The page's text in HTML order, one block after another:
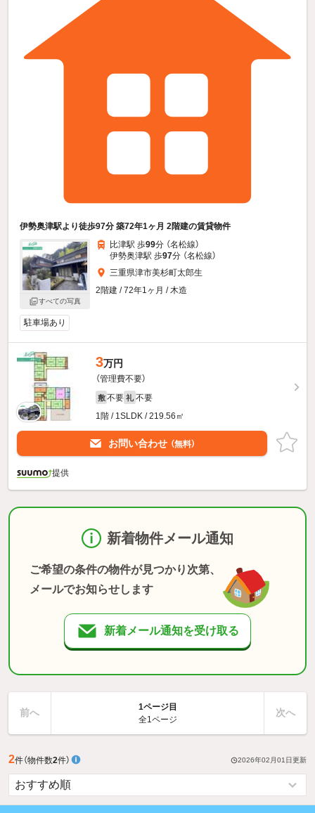
伊勢奥津駅より徒歩97分 築72年1ヶ月 2階建の賃貸物件
すべての写真
比津駅 歩99分 （名松線）
伊勢奥津駅 歩97分 （名松線）
三重県津市美杉町太郎生
2階建 / 72年1ヶ月 / 木造
駐車場あり
3万円
（管理費不要）
敷 不要 礼 不要
1階 / 1SLDK / 219.56㎡
お問い合わせ （無料）
提供
新着物件メール通知
ご希望の条件の物件が見つかり次第、
メールでお知らせします
新着メール通知を受け取る
前へ
1ページ目
全1ページ
次へ
2件（物件数2件） 2026年02月01日更新